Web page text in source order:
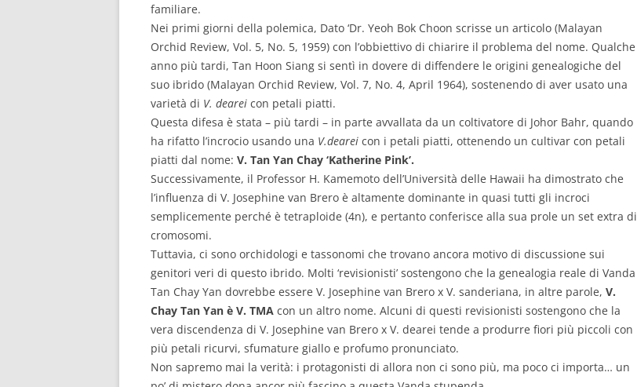
familiare.
Nei primi giorni della polemica, Dato ‘Dr. Yeoh Bok Choon scrisse un articolo (Malayan
Orchid Review, Vol. 5, No. 5, 1959) con l’obbiettivo di chiarire il problema del nome. Qualche
anno più tardi, Tan Hoon Siang si sentì in dovere di diffendere le origini genealogiche del
suo ibrido (Malayan Orchid Review, Vol. 7, No. 4, April 1964), sostenendo di aver usato una
varietà di V. dearei con petali piatti.
Questa difesa è stata – più tardi – in parte avvallata da un coltivatore di Johor Bahr, quando
ha rifatto l’incrocio usando una V.dearei con i petali piatti, ottenendo un cultivar con petali
piatti dal nome: V. Tan Yan Chay ‘Katherine Pink’.
Successivamente, il Professor H. Kamemoto dell’Università delle Hawaii ha dimostrato che
l’influenza di V. Josephine van Brero è altamente dominante in quasi tutti gli incroci
semplicemente perché è tetraploide (4n), e pertanto conferisce alla sua prole un set extra di
cromosomi.
Tuttavia, ci sono orchidologi e tassonomi che trovano ancora motivo di discussione sui
genitori veri di questo ibrido. Molti ‘revisionisti’ sostengono che la genealogia reale di Vanda
Tan Chay Yan dovrebbe essere V. Josephine van Brero x V. sanderiana, in altre parole, V.
Chay Tan Yan è V. TMA con un altro nome. Alcuni di questi revisionisti sostengono che la
vera discendenza di V. Josephine van Brero x V. dearei tende a produrre fiori più piccoli con
più petali ricurvi, sfumature giallo e profumo pronunciato.
Non sapremo mai la verità: i protagonisti di allora non ci sono più, ma poco ci importa… un